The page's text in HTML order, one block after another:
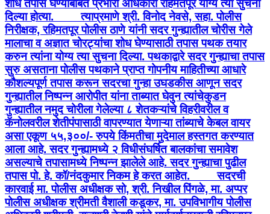
शोध तपास घेण्याबाबत प्रभारी अधिकारी रहिमतपूर योग्य त्या सुचना
दिल्या होत्या. त्याप्रमाणे श्री. विनोद नेवसे, सहा. पोलीस
निरीक्षक, रहिमतपूर पोलीस ठाणे यांनी सदर गुन्ह्यातील चोरीस गेले
मालाचा व अज्ञात चोरट्यांचा शोध घेण्यासाठी तपास पथक तयार
करुन त्यांना योग्य त्या सुचना दिल्या. पथकाद्वारे सदर गुन्ह्याचा तपास
सुरु असताना पोलीस पथकाने प्राप्त गोपनीय माहितीच्या आधारे
कौशल्यपूर्ण तपास करून सदरचा गुन्हा उघडकीस आणून सदर
गुन्ह्यातील निष्पन्न आरोपीत यांना ताब्यात घेवुन त्यांचेकुडन
गुन्ह्यातील नमुद चोरीला गेलेल्या ८ शेतकऱ्यांचे विहरीवरील व
कॅनोलवरील शेतीपंपासाठी वापरण्यात येणाऱ्या तांब्याचे केबल वायर
असा एकूण ५५,३००/- रुपये किंमतीचा मुदेमाल हस्तगत करण्यात
आला आहे. सदर गुन्ह्यामध्ये २ विधीसंघर्षित बालकांचा समावेश
असल्याचे तपासामध्ये निष्पन्न झालेले आहे. सदर गुन्ह्याचा पुढील
तपास पो. हे. कॉ/नंदकुमार निकम हे करत आहेत. सदरची
कारवाई मा. पोलीस अधीक्षक सो, श्री. निखील पिंगळे, मा. अप्पर
पोलीस अधीक्षक श्रीमती वैशाली कडूकर, मा. उपविभागीय पोलीस